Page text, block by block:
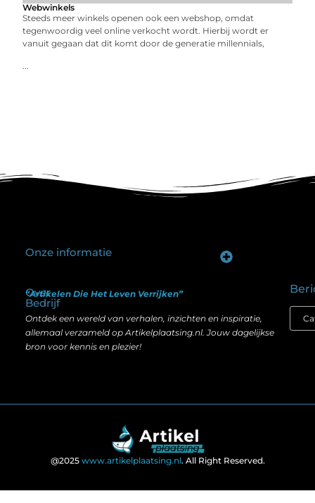
Webwinkels
Steeds meer winkels openen ook een webshop, omdat
tegenwoordig veel online verkocht wordt. Hierbij wordt er
vanuit gegaan dat dit komt door de generatie millennials,
...
Over
Bedrijf
“Artikelen Die Het Leven Verrijken”
Ontdek een wereld van verhalen, inzichten en inspiratie,
allemaal verzameld op Artikelplaatsing.nl. Jouw dagelijkse
bron voor kennis en plezier!
Onze informatie
@2025 www.artikelplaatsing.nl. All Right Reserved.